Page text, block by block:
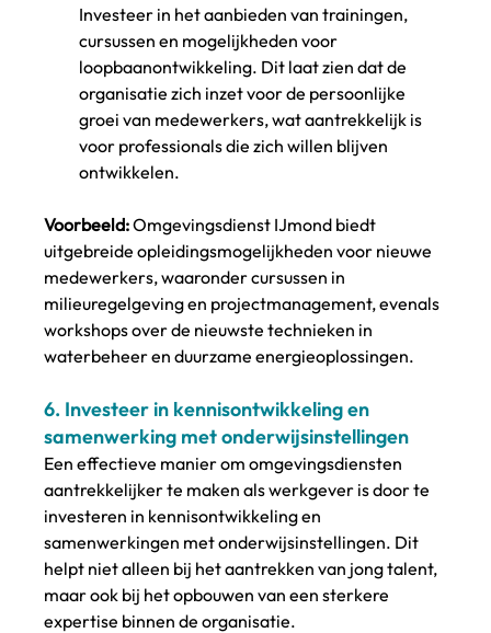
Investeer in het aanbieden van trainingen,
cursussen en mogelijkheden voor
loopbaanontwikkeling. Dit laat zien dat de
organisatie zich inzet voor de persoonlijke
groei van medewerkers, wat aantrekkelijk is
voor professionals die zich willen blijven
ontwikkelen.
Voorbeeld: Omgevingsdienst IJmond biedt
uitgebreide opleidingsmogelijkheden voor nieuwe
medewerkers, waaronder cursussen in
milieuregelgeving en projectmanagement, evenals
workshops over de nieuwste technieken in
waterbeheer en duurzame energieoplossingen.
6. Investeer in kennisontwikkeling en
samenwerking met onderwijsinstellingen
Een effectieve manier om omgevingsdiensten
aantrekkelijker te maken als werkgever is door te
investeren in kennisontwikkeling en
samenwerkingen met onderwijsinstellingen. Dit
helpt niet alleen bij het aantrekken van jong talent,
maar ook bij het opbouwen van een sterkere
expertise binnen de organisatie.